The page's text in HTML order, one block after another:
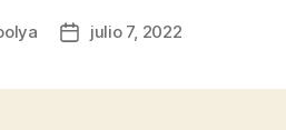
Fechajulio 7, 2022